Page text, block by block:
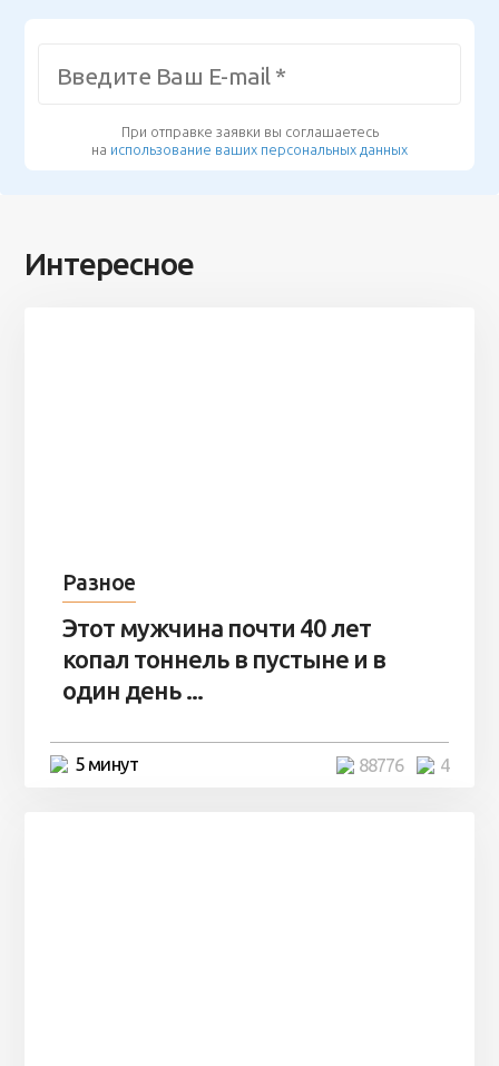
При отправке заявки вы соглашаетесь
на использование ваших персональных данных
Интересное
Разное
Этот мужчина почти 40 лет
копал тоннель в пустыне и в
один день ...
5 минут 4
88776